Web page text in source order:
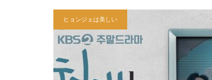
ヒョンジェは美しい